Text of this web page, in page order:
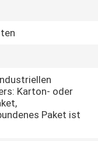
Karton- oder
Paket ist